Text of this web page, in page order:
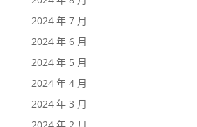
2024 年 7 月
2024 年 6 月
2024 年 5 月
2024 年 4 月
2024 年 3 月